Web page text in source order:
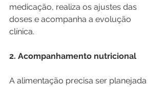
medicação, realiza os ajustes das
doses e acompanha a evolução
clínica.
2. Acompanhamento nutricional
A alimentação precisa ser planejada